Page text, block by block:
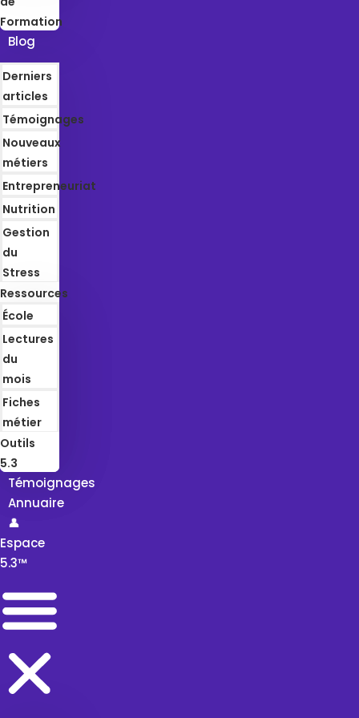
Formation
Blog
Derniers
articles
Témoignages
Nouveaux
métiers
Entrepreneuriat
Nutrition
Gestion
du
Stress
Ressources
École
Lectures
du
mois
Fiches
métier
Outils
5.3
Témoignages
Annuaire
👤
Espace
5.3™